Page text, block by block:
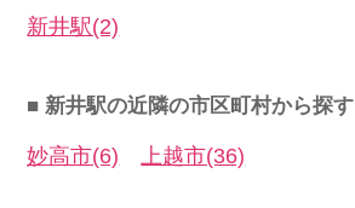
新井駅(2)
■ 新井駅の近隣の市区町村から探す
妙高市(6) 上越市(36)